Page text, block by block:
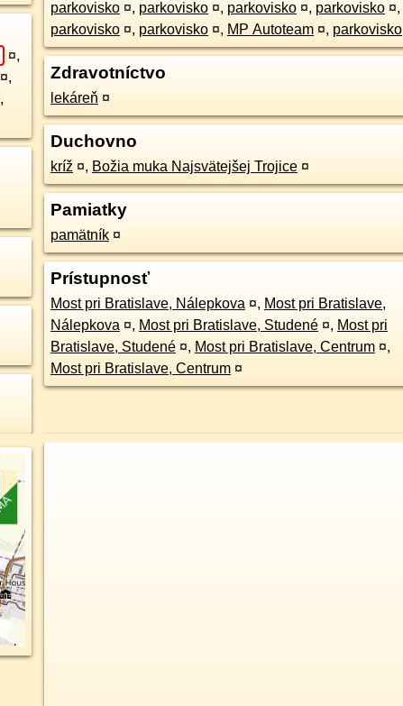
¤,
¤,
,
parkovisko ¤, parkovisko ¤, parkovisko ¤, parkovisko ¤,
parkovisko ¤, parkovisko ¤, MP Autoteam ¤, parkovisko
Zdravotníctvo
lekáreň ¤
Duchovno
kríž ¤, Božia muka Najsvätejšej Trojice ¤
Pamiatky
pamätník ¤
Prístupnosť
Most pri Bratislave, Nálepkova ¤, Most pri Bratislave,
Nálepkova ¤, Most pri Bratislave, Studené ¤, Most pri
Bratislave, Studené ¤, Most pri Bratislave, Centrum ¤,
Most pri Bratislave, Centrum ¤